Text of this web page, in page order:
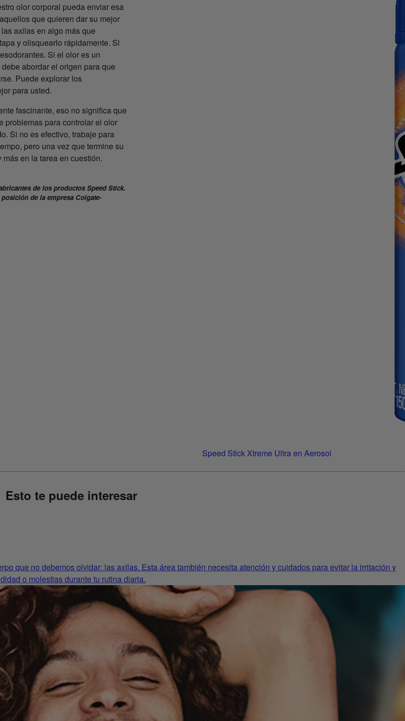
olor corporal pueda enviar esa
que quieren dar su mejor
axilas en algo más que
y olisquearlo rápidamente. Si
Si el olor es un
abordar el origen para que
Puede explorar los
para usted.
fascinante, eso no significa que
problemas para controlar el olor
Si no es efectivo, trabaje para
pero una vez que termine su
en la tarea en cuestión.
de los productos Speed Stick.
de la empresa Colgate-
Speed Stick Xtreme Ultra en Aerosol
Esto te puede interesar
que no debemos olvidar: las axilas. Esta área también necesita atención y cuidados para evitar la irritación y
o molestias durante tu rutina diaria.